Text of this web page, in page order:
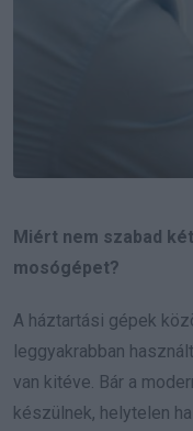
Miért nem szabad
mosógépet?
A háztartási gépek
leggyakrabban
van kitéve. Bár a
készülnek, helytelen